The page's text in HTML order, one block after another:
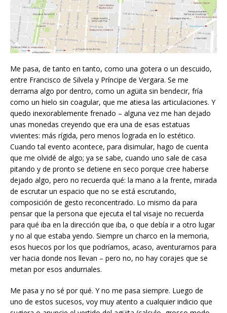
Me pasa, de tanto en tanto, como una gotera o un descuido,
entre Francisco de Silvela y Príncipe de Vergara. Se me
derrama algo por dentro, como un agüita sin bendecir, fría
como un hielo sin coagular, que me atiesa las articulaciones. Y
quedo inexorablemente frenado – alguna vez me han dejado
unas monedas creyendo que era una de esas estatuas
vivientes: más rígida, pero menos lograda en lo estético.
Cuando tal evento acontece, para disimular, hago de cuenta
que me olvidé de algo; ya se sabe, cuando uno sale de casa
pitando y de pronto se detiene en seco porque cree haberse
dejado algo, pero no recuerda qué: la mano a la frente, mirada
de escrutar un espacio que no se está escrutando,
composición de gesto reconcentrado. Lo mismo da para
pensar que la persona que ejecuta el tal visaje no recuerda
para qué iba en la dirección que iba, o que debía ir a otro lugar
y no al que estaba yendo. Siempre un charco en la memoria,
esos huecos por los que podríamos, acaso, aventurarnos para
ver hacia donde nos llevan – pero no, no hay corajes que se
metan por esos andurriales.
Me pasa y no sé por qué. Y no me pasa siempre. Luego de
uno de estos sucesos, voy muy atento a cualquier indicio que